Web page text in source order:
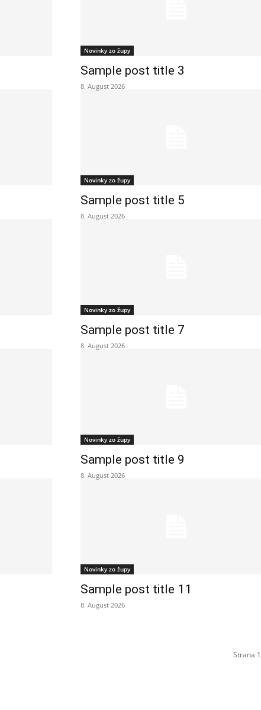
Novinky zo župy
Sample post title 3
8. August 2026
Novinky zo župy
Sample post title 5
8. August 2026
Novinky zo župy
Sample post title 7
8. August 2026
Novinky zo župy
Sample post title 9
8. August 2026
Novinky zo župy
Sample post title 11
8. August 2026
Strana